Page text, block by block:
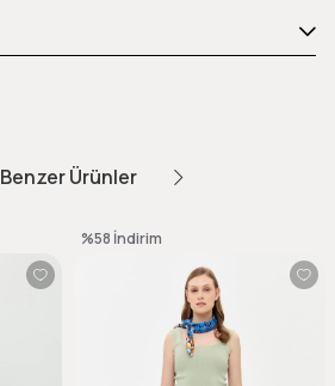
Benzer Ürünler
%58 İndirim